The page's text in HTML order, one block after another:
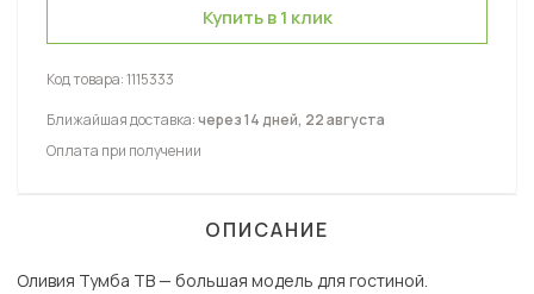
Купить в 1 клик
Код товара:1115333
Ближайшая доставка:через 14 дней, 22 августа
Оплата при получении
ОПИСАНИЕ
Оливия Тумба ТВ — большая модель для гостиной.